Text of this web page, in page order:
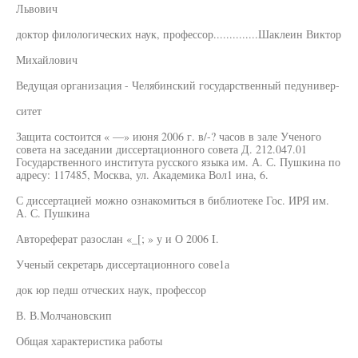
Львович
доктор филологических наук, профессор..............Шаклеин Виктор
Михайлович
Ведущая организация - Челябинский государственный педунивер-
ситет
Защита состоится « —» июня 2006 г. в/-? часов в зале Ученого
совета на заседании диссертационного совета Д. 212.047.01
Государственного института русского языка им. А. С. Пушкина по
адресу: 117485, Москва, ул. Академика Вол1 ина, 6.
С диссертацией можно ознакомиться в библиотеке Гос. ИРЯ им.
А. С. Пушкина
Автореферат разослан «_[; » у и О 2006 I.
Ученый секретарь диссертационного сове1а
док юр педш отческих наук, профессор
В. В.Молчановскип
Общая характеристика работы